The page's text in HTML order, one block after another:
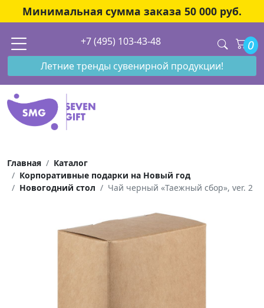
Минимальная сумма заказа 50 000 руб.
+7 (495) 103-43-48 0
Летние тренды сувенирной продукции!
Главная
Каталог
Корпоративные подарки на Новый год
Новогодний стол
Чай черный «Таежный сбор», ver. 2